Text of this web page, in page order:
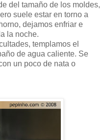
del tamaño de los moldes,
suele estar en torno a
dejamos enfriar e
la noche.
templamos el
de agua caliente. Se
un poco de nata o